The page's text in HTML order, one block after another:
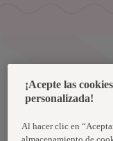
¡Acepte las
personalizada!
Al hacer clic en